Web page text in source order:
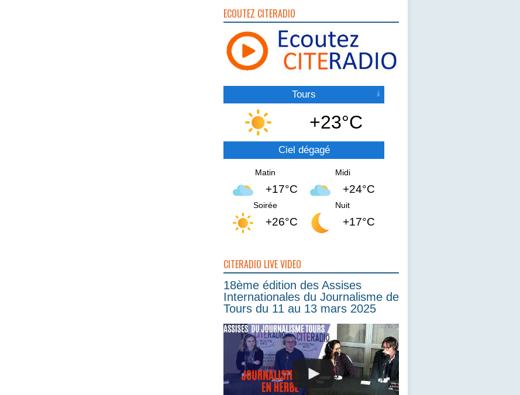
ECOUTEZ CITERADIO
Tours
+23°C
Ciel dégagé
Matin
+17°C
Midi
+24°C
Soirée
+26°C
Nuit
+17°C
CITERADIO LIVE VIDEO
18ème édition des Assises
Internationales du Journalisme de
Tours du 11 au 13 mars 2025